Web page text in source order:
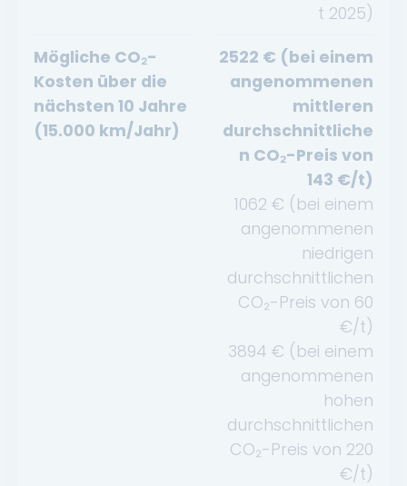
t 2025)
Mögliche CO₂-
Kosten über die
nächsten 10 Jahre
(15.000 km/Jahr)
2522 € (bei einem
angenommenen
mittleren
durchschnittliche
n CO₂-Preis von
143 €/t)
1062 € (bei einem
angenommenen
niedrigen
durchschnittlichen
CO₂-Preis von 60
€/t)
3894 € (bei einem
angenommenen
hohen
durchschnittlichen
CO₂-Preis von 220
€/t)